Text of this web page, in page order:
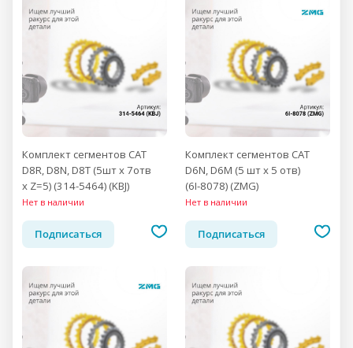
Комплект сегментов CAT
D8R, D8N, D8T (5шт x 7отв
x Z=5) (314-5464) (KBJ)
Нет в наличии
Подписаться
Комплект сегментов CAT
D6N, D6M (5 шт х 5 отв)
(6I-8078) (ZMG)
Нет в наличии
Подписаться